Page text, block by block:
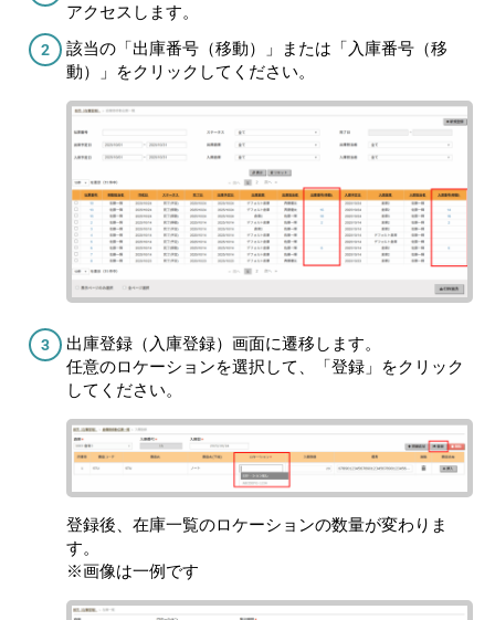
アクセスします。
該当の「出庫番号（移動）」または「入庫番号（移
動）」をクリックしてください。
出庫登録（入庫登録）画面に遷移します。
任意のロケーションを選択して、「登録」をクリック
してください。
登録後、在庫一覧のロケーションの数量が変わりま
す。
※画像は一例です